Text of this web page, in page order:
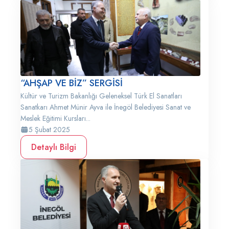
“AHŞAP VE BİZ” SERGİSİ
Kültür ve Turizm Bakanlığı Geleneksel Türk El Sanatları
Sanatkarı Ahmet Münir Ayva ile İnegöl Belediyesi Sanat ve
Meslek Eğitimi Kursları...
5 Şubat 2025
Detaylı Bilgi